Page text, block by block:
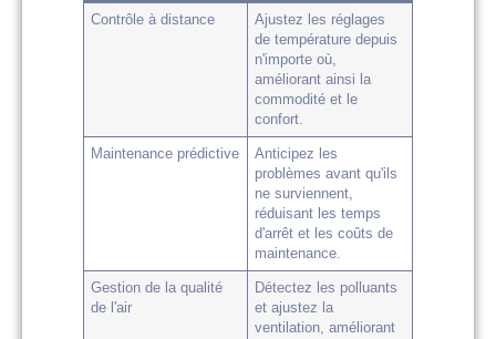
Contrôle à distance
Ajustez les réglages
de température depuis
n'importe où,
améliorant ainsi la
commodité et le
confort.
Maintenance prédictive
Anticipez les
problèmes avant qu'ils
ne surviennent,
réduisant les temps
d'arrêt et les coûts de
maintenance.
Gestion de la qualité
de l'air
Détectez les polluants
et ajustez la
ventilation, améliorant